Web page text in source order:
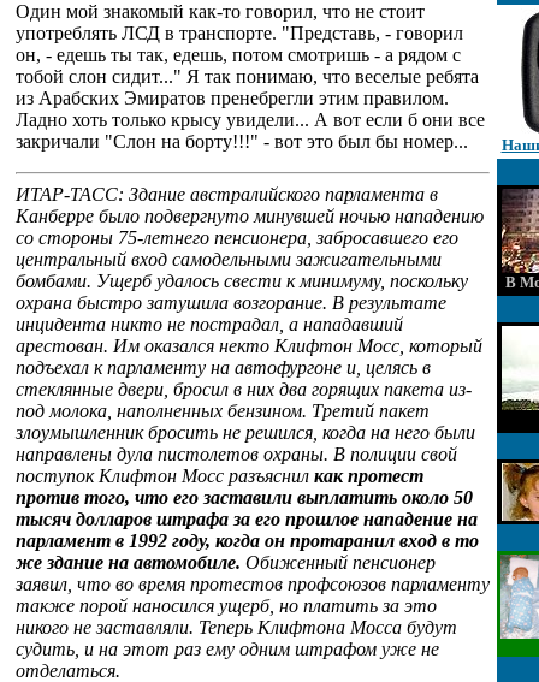
Один мой знакомый как-то говорил, что не стоит
употреблять ЛСД в транспорте. "Представь, - говорил
он, - едешь ты так, едешь, потом смотришь - а рядом с
тобой слон сидит..." Я так понимаю, что веселые ребята
из Арабских Эмиратов пренебрегли этим правилом.
Ладно хоть только крысу увидели... А вот если б они все
закричали "Слон на борту!!!" - вот это был бы номер...
ИТАР-ТАСС: Здание австралийского парламента в
Канберре было подвергнуто минувшей ночью нападению
со стороны 75-летнего пенсионера, забросавшего его
центральный вход самодельными зажигательными
бомбами. Ущерб удалось свести к минимуму, поскольку
охрана быстро затушила возгорание. В результате
инцидента никто не пострадал, а нападавший
арестован. Им оказался некто Клифтон Мосс, который
подъехал к парламенту на автофургоне и, целясь в
стеклянные двери, бросил в них два горящих пакета из-
под молока, наполненных бензином. Третий пакет
злоумышленник бросить не решился, когда на него были
направлены дула пистолетов охраны. В полиции свой
поступок Клифтон Мосс разъяснил как протест
против того, что его заставили выплатить около 50
тысяч долларов штрафа за его прошлое нападение на
парламент в 1992 году, когда он протаранил вход в то
же здание на автомобиле. Обиженный пенсионер
заявил, что во время протестов профсоюзов парламенту
также порой наносился ущерб, но платить за это
никого не заставляли. Теперь Клифтона Мосса будут
судить, и на этот раз ему одним штрафом уже не
отделаться.
В